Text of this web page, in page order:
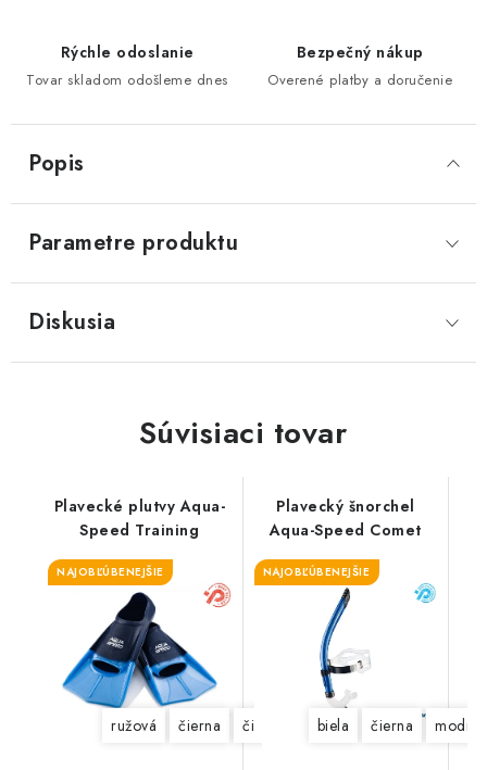
Rýchle odoslanie
Tovar skladom odošleme dnes
Bezpečný nákup
Overené platby a doručenie
Popis
Parametre produktu
Diskusia
Súvisiaci tovar
Plavecké plutvy Aqua-
Speed Training
NAJOBĽÚBENEJŠIE
ružová čierna čierno-zelená modrá
Plavecký šnorchel
Aqua-Speed Comet
NAJOBĽÚBENEJŠIE
biela čierna modrá